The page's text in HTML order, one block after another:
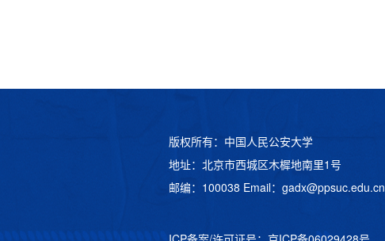
版权所有：中国人民公安大学
地址：北京市西城区木樨地南里1号
邮编：100038 Email： gadx@ppsuc.edu.cn